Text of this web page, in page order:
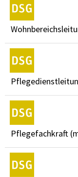
Pflegefachkraft